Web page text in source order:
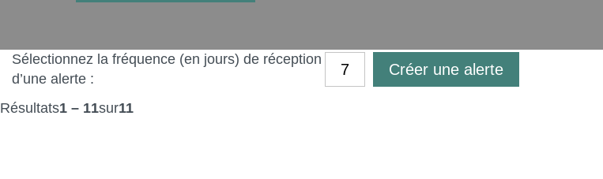
Sélectionnez la fréquence (en jours) de réception
d’une alerte :
Créer une alerte
Résultats1 – 11sur11